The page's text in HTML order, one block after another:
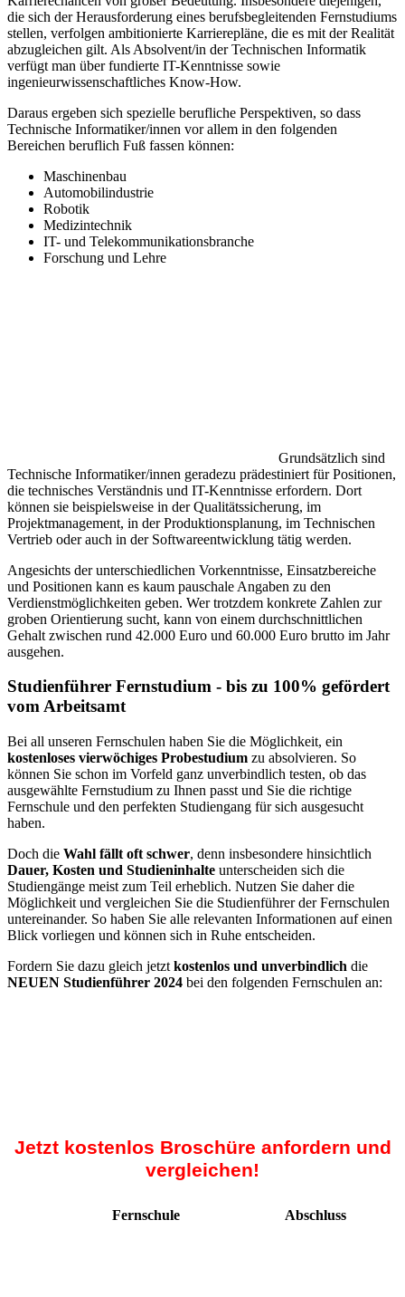
die sich der Herausforderung eines berufsbegleitenden Fernstudiums
stellen, verfolgen ambitionierte Karrierepläne, die es mit der Realität
abzugleichen gilt. Als Absolvent/in der Technischen Informatik
verfügt man über fundierte IT-Kenntnisse sowie
ingenieurwissenschaftliches Know-How.
Daraus ergeben sich spezielle berufliche Perspektiven, so dass
Technische Informatiker/innen vor allem in den folgenden
Bereichen beruflich Fuß fassen können:
Maschinenbau
Automobilindustrie
Robotik
Medizintechnik
IT- und Telekommunikationsbranche
Forschung und Lehre
Grundsätzlich sind
Technische Informatiker/innen geradezu prädestiniert für Positionen,
die technisches Verständnis und IT-Kenntnisse erfordern. Dort
können sie beispielsweise in der Qualitätssicherung, im
Projektmanagement, in der Produktionsplanung, im Technischen
Vertrieb oder auch in der Softwareentwicklung tätig werden.
Angesichts der unterschiedlichen Vorkenntnisse, Einsatzbereiche
und Positionen kann es kaum pauschale Angaben zu den
Verdienstmöglichkeiten geben. Wer trotzdem konkrete Zahlen zur
groben Orientierung sucht, kann von einem durchschnittlichen
Gehalt zwischen rund 42.000 Euro und 60.000 Euro brutto im Jahr
ausgehen.
Studienführer Fernstudium - bis zu 100% gefördert
vom Arbeitsamt
Bei all unseren Fernschulen haben Sie die Möglichkeit, ein
kostenloses vierwöchiges Probestudium zu absolvieren. So
können Sie schon im Vorfeld ganz unverbindlich testen, ob das
ausgewählte Fernstudium zu Ihnen passt und Sie die richtige
Fernschule und den perfekten Studiengang für sich ausgesucht
haben.
Doch die Wahl fällt oft schwer, denn insbesondere hinsichtlich
Dauer, Kosten und Studieninhalte unterscheiden sich die
Studiengänge meist zum Teil erheblich. Nutzen Sie daher die
Möglichkeit und vergleichen Sie die Studienführer der Fernschulen
untereinander. So haben Sie alle relevanten Informationen auf einen
Blick vorliegen und können sich in Ruhe entscheiden.
Fordern Sie dazu gleich jetzt kostenlos und unverbindlich die
NEUEN Studienführer 2024 bei den folgenden Fernschulen an:
Jetzt kostenlos Broschüre anfordern und
vergleichen!
Fernschule Abschluss